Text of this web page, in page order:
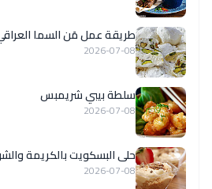
طريقة عمل مَن السما العراقي
2026-07-08
سلطة بيبي شريمبس
2026-07-08
حلى البسكويت بالكريمة
2026-07-08